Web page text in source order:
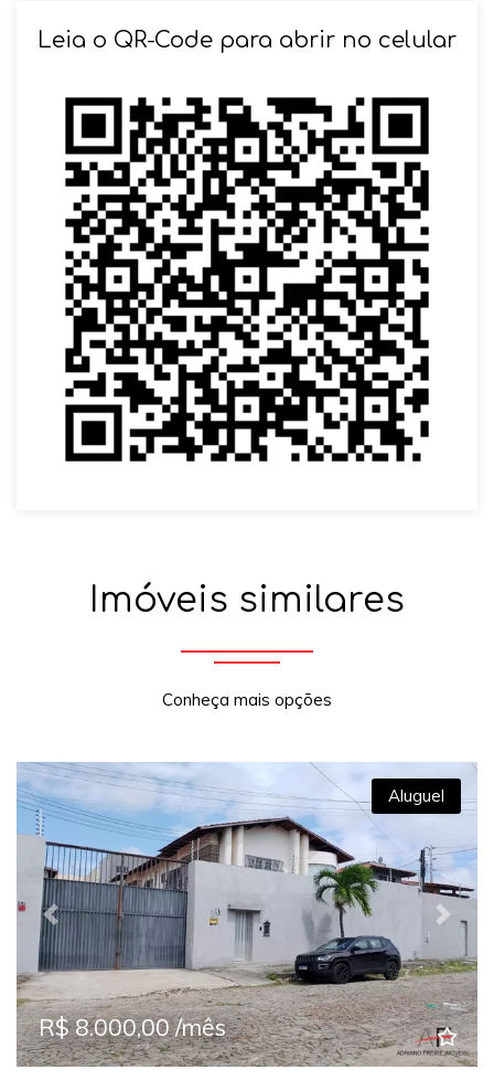
Leia o QR-Code para abrir no celular
Imóveis similares
Conheça mais opções
Previous Next
Aluguel
R$ 8.000,00 /mês